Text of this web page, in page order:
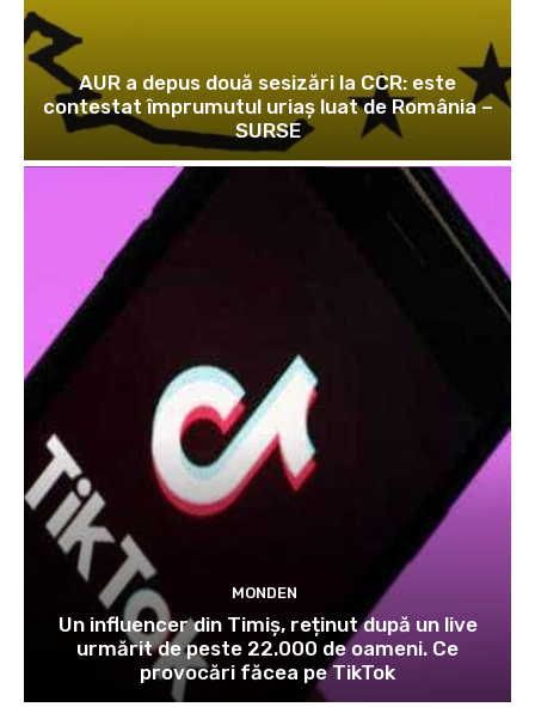
AUR a depus două sesizări la CCR: este
contestat împrumutul uriaș luat de România –
SURSE
MONDEN
Un influencer din Timiș, reținut după un live
urmărit de peste 22.000 de oameni. Ce
provocări făcea pe TikTok